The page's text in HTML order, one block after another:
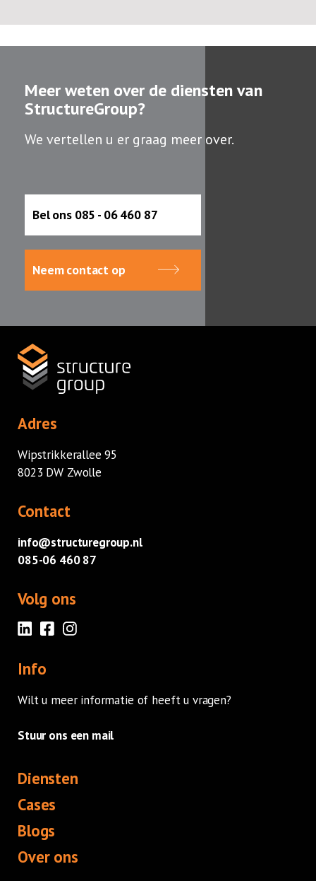
Meer weten over de diensten van
StructureGroup?
We vertellen u er graag meer over.
Bel ons 085 - 06 460 87
Neem contact op
Diensten
Adres
Wipstrikkerallee 95
8023 DW Zwolle
Contact
info@structuregroup.nl
085-06 460 87
Volg ons
Info
Wilt u meer informatie of heeft u vragen?
Stuur ons een mail
Diensten
Cases
Blogs
Over ons